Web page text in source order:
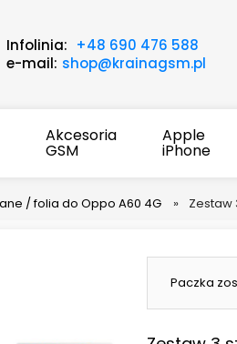
Infolinia: +48 690 476 588
e-mail: shop@krainagsm.pl
Akcesoria
GSM
Apple
iPhone
/ folia do Oppo A60 4G » Zestaw
Paczka